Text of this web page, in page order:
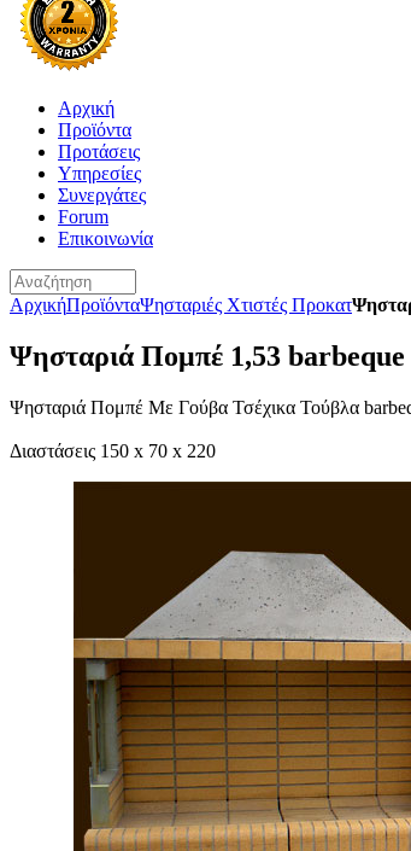
Αρχική
Προϊόντα
Προτάσεις
Υπηρεσίες
Συνεργάτες
Forum
Επικοινωνία
ΑρχικήΠροϊόνταΨησταριές Χτιστές Προκατ
Ψησταριά Πομπέ 1,53 barbeque
Ψησταριά Πομπέ Με Γούβα Τσέχικα Τούβλα
Διαστάσεις 150 x 70 x 220